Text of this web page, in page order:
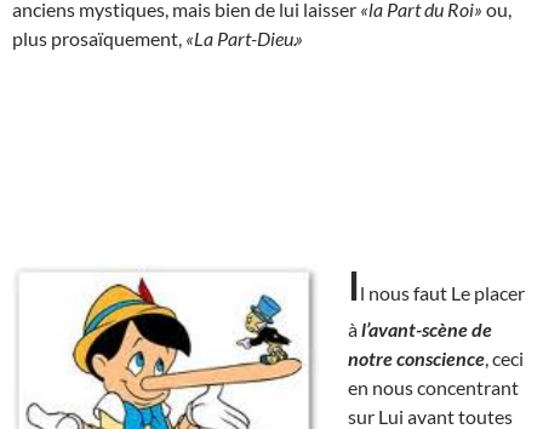
anciens mystiques, mais bien de lui laisser «la Part du Roi» ou,
plus prosaïquement, «La Part-Dieu.»
Il nous faut Le placer
àl’avant-scène de
notre conscience , ceci
en nous concentrant
sur Lui avant toutes